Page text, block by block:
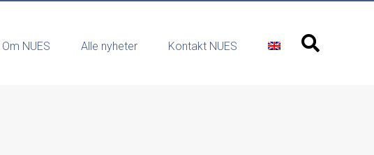
Om NUES Alle nyheter Kontakt NUES